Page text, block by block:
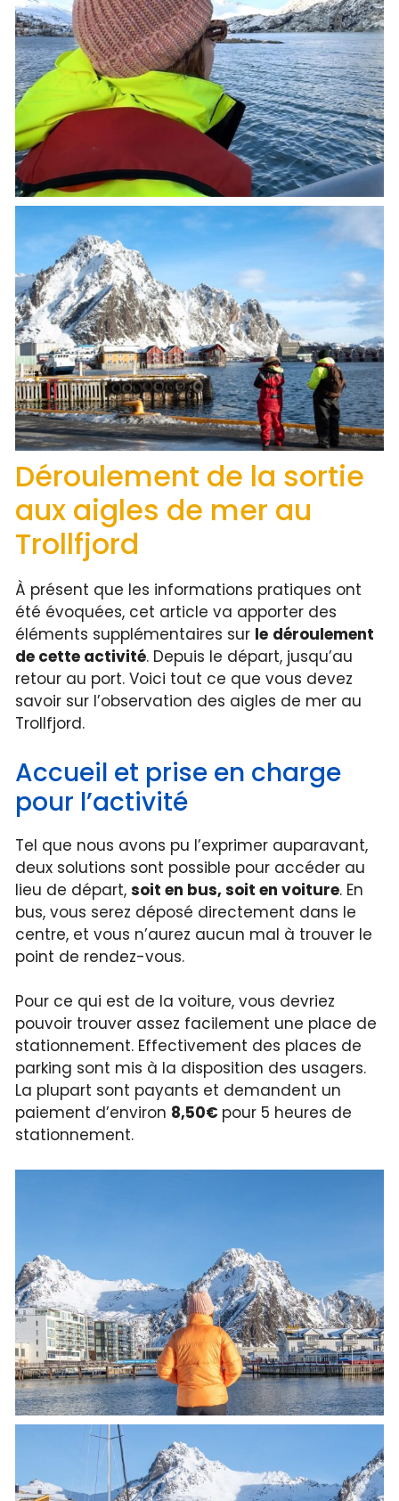
Déroulement de la sortie
aux aigles de mer au
Trollfjord
À présent que les informations pratiques ont
été évoquées, cet article va apporter des
éléments supplémentaires sur le déroulement
de cette activité. Depuis le départ, jusqu’au
retour au port. Voici tout ce que vous devez
savoir sur l’observation des aigles de mer au
Trollfjord.
Accueil et prise en charge
pour l’activité
Tel que nous avons pu l’exprimer auparavant,
deux solutions sont possible pour accéder au
lieu de départ,soit en bus, soit en voiture. En
bus, vous serez déposé directement dans le
centre, et vous n’aurez aucun mal à trouver le
point de rendez-vous.
Pour ce qui est de la voiture, vous devriez
pouvoir trouver assez facilement une place de
stationnement. Effectivement des places de
parking sont mis à la disposition des usagers.
La plupart sont payants et demandent un
paiement d’environ 8,50€ pour 5 heures de
stationnement.